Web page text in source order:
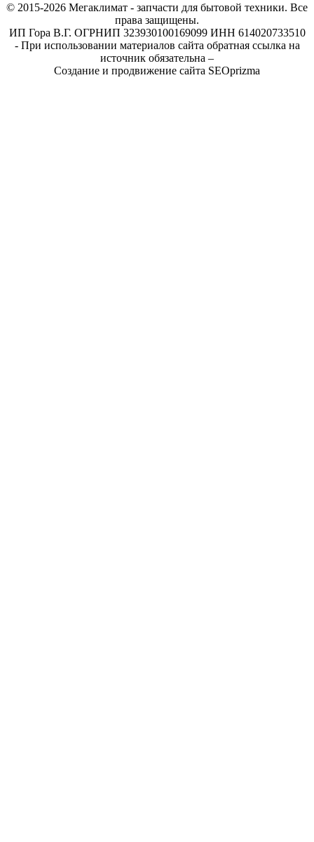
© 2015-2026 Мегаклимат - запчасти для бытовой техники. Все
права защищены.
ИП Гора В.Г. ОГРНИП 323930100169099 ИНН 614020733510
- При использовании материалов сайта обратная ссылка на
источник обязательна –
Создание и продвижение сайта SEOprizma